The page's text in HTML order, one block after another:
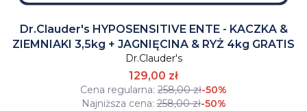
Dr.Clauder's HYPOSENSITIVE ENTE - KACZKA &
ZIEMNIAKI 3,5kg + JAGNIĘCINA & RYŻ 4kg GRATIS
Dr.Clauder's
129,00 zł
Cena regularna: 258,00 zł-50%
Najniższa cena: 258,00 zł-50%